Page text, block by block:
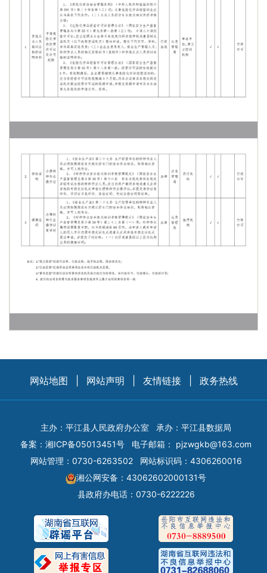
网站地图 网站声明 友情链接 政务热线
主办：平江县人民政府办公室
承办：平江县数据局
备案： 湘ICP备05013451号 电子邮箱： pjzwgkb@163.com
网站管理：0730-6263502
网站标识码：4306260016
湘公网安备：43062602000131号
县政府办电话：0730-6222226